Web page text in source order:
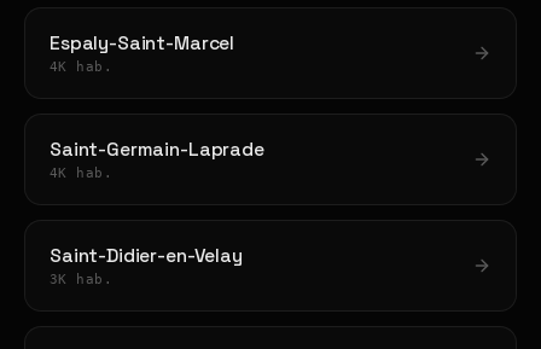
Espaly-Saint-Marcel
4K hab.
Saint-Germain-Laprade
4K hab.
Saint-Didier-en-Velay
3K hab.